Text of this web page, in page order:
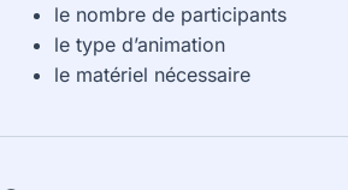
le nombre de participants
le type d’animation
le matériel nécessaire